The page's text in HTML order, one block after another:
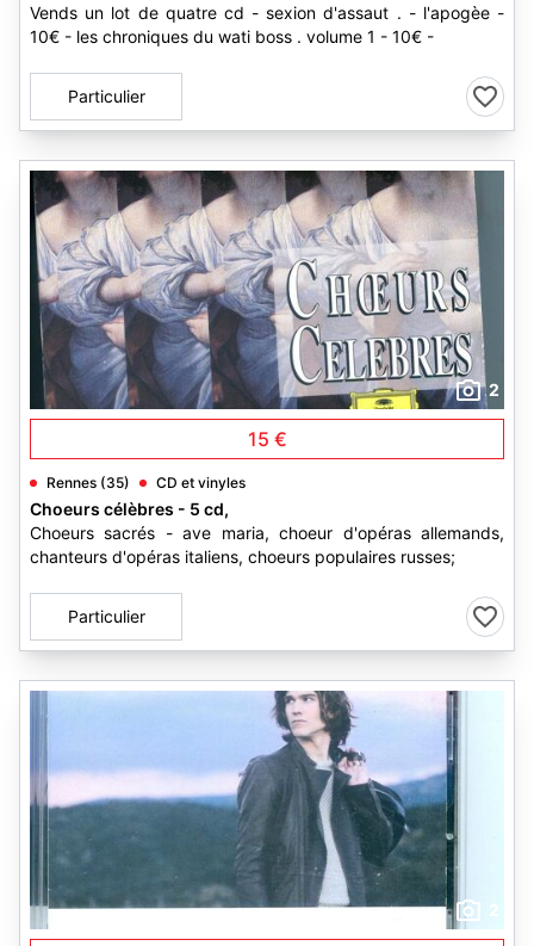
Vends un lot de quatre cd - sexion d'assaut . - l'apogèe -
10€ - les chroniques du wati boss . volume 1 - 10€ -
Particulier
2
15 €
Rennes (35) CD et vinyles
Choeurs célèbres - 5 cd,
Choeurs sacrés - ave maria, choeur d'opéras allemands,
chanteurs d'opéras italiens, choeurs populaires russes;
Particulier
2